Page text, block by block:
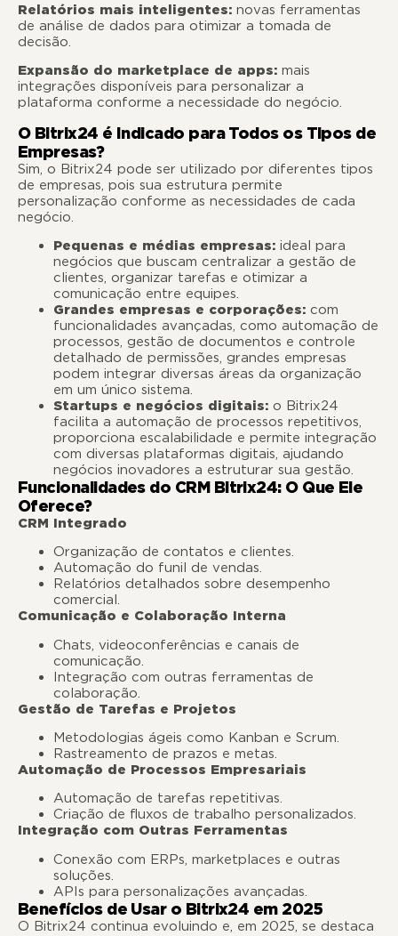
Relatórios mais inteligentes: novas ferramentas
de análise de dados para otimizar a tomada de
decisão.
Expansão do marketplace de apps: mais
integrações disponíveis para personalizar a
plataforma conforme a necessidade do negócio.
O Bitrix24 é Indicado para Todos os Tipos de
Empresas?
Sim, o Bitrix24 pode ser utilizado por diferentes tipos
de empresas, pois sua estrutura permite
personalização conforme as necessidades de cada
negócio.
Pequenas e médias empresas: ideal para
negócios que buscam centralizar a gestão de
clientes, organizar tarefas e otimizar a
comunicação entre equipes.
Grandes empresas e corporações: com
funcionalidades avançadas, como automação de
processos, gestão de documentos e controle
detalhado de permissões, grandes empresas
podem integrar diversas áreas da organização
em um único sistema.
Startups e negócios digitais: o Bitrix24
facilita a automação de processos repetitivos,
proporciona escalabilidade e permite integração
com diversas plataformas digitais, ajudando
negócios inovadores a estruturar sua gestão.
Funcionalidades do CRM Bitrix24: O Que Ele
Oferece?
CRM Integrado
Organização de contatos e clientes.
Automação do funil de vendas.
Relatórios detalhados sobre desempenho
comercial.
Comunicação e Colaboração Interna
Chats, videoconferências e canais de
comunicação.
Integração com outras ferramentas de
colaboração.
Gestão de Tarefas e Projetos
Metodologias ágeis como Kanban e Scrum.
Rastreamento de prazos e metas.
Automação de Processos Empresariais
Automação de tarefas repetitivas.
Criação de fluxos de trabalho personalizados.
Integração com Outras Ferramentas
Conexão com ERPs, marketplaces e outras
soluções.
APIs para personalizações avançadas.
Benefícios de Usar o Bitrix24 em 2025
O Bitrix24 continua evoluindo e, em 2025, se destaca